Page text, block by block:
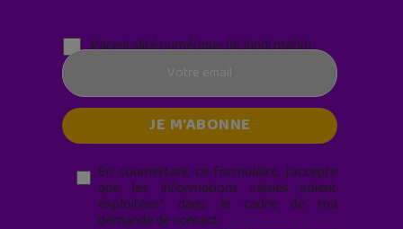
Parentalité numérique (le lundi matin)
En soumettant ce formulaire, j’accepte
que les informations saisies soient
exploitées* dans le cadre de ma
demande de contact.